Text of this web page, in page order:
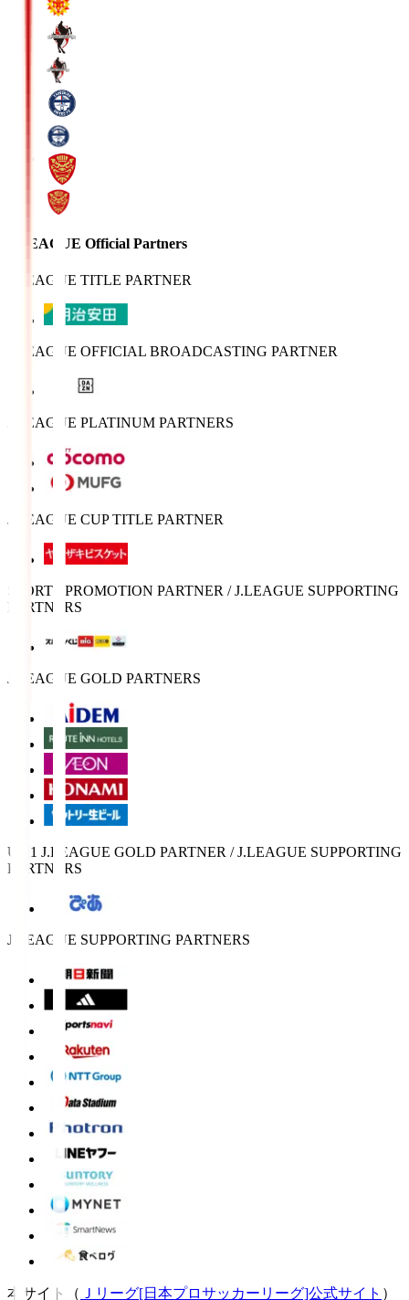
J.LEAGUE Official Partners
J.LEAGUE TITLE PARTNER
J.LEAGUE OFFICIAL BROADCASTING PARTNER
J.LEAGUE PLATINUM PARTNERS
J.LEAGUE CUP TITLE PARTNER
SPORTS PROMOTION PARTNER / J.LEAGUE SUPPORTING
PARTNERS
J.LEAGUE GOLD PARTNERS
U-21 J.LEAGUE GOLD PARTNER / J.LEAGUE SUPPORTING
PARTNERS
J.LEAGUE SUPPORTING PARTNERS
本サイト（ Ｊリーグ[日本プロサッカーリーグ]公式サイト ）